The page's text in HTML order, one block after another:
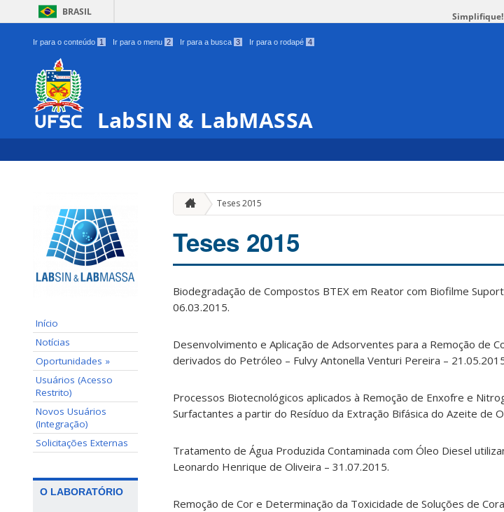
BRASIL Simplifique!
Ir para o conteúdo 1 Ir para o menu 2 Ir para a busca 3 Ir para o rodapé 4
LabSIN & LabMASSA
Início
Notícias
Oportunidades »
Usuários (Acesso
Restrito)
Novos Usuários
(Integração)
Solicitações Externas
O LABORATÓRIO
Teses 2015
Teses 2015
Biodegradação de Compostos BTEX em Reator com Biofilme
06.03.2015.
Desenvolvimento e Aplicação de Adsorventes para a Remoção de
derivados do Petróleo – Fulvy Antonella Venturi Pereira –
Processos Biotecnológicos aplicados à Remoção de Enxofre e
Surfactantes a partir do Resíduo da Extração Bifásica do Azeite de
Tratamento de Água Produzida Contaminada com Óleo Diesel
Leonardo Henrique de Oliveira – 31.07.2015.
Remoção de Cor e Determinação da Toxicidade de Soluções de